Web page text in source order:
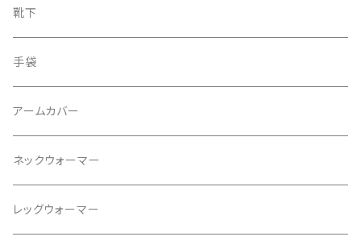
ワンピース
スカート
タンクトップ
プルオーバー
パンツ
ピアス
イヤリング
ネックレス
ブレスレット
ブローチ
靴下
手袋
アームカバー
ネックウォーマー
レッグウォーマー